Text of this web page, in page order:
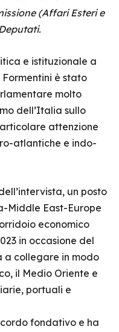
(Affari Esteri e
e istituzionale a
Formentini è stato
molto
dell’Italia sullo
attenzione
atlantiche e indo-
un posto
Middle East-Europe
economico
in occasione del
a collegare in modo
il Medio Oriente e
portuali e
fondativo e ha